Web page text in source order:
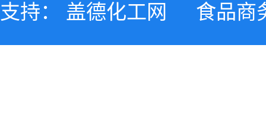
支持： 盖德化工网 食品商